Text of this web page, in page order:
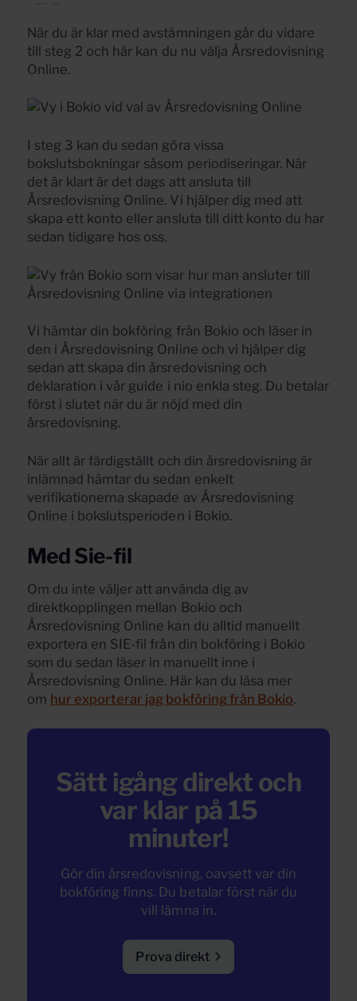
När du är klar med avstämningen går du vidare
till steg 2 och här kan du nu välja Årsredovisning
Online.
I steg 3 kan du sedan göra vissa
bokslutsbokningar såsom periodiseringar. När
det är klart är det dags att ansluta till
Årsredovisning Online. Vi hjälper dig med att
skapa ett konto eller ansluta till ditt konto du har
sedan tidigare hos oss.
Vi hämtar din bokföring från Bokio och läser in
den i Årsredovisning Online och vi hjälper dig
sedan att skapa din årsredovisning och
deklaration i vår guide i nio enkla steg. Du betalar
först i slutet när du är nöjd med din
årsredovisning.
När allt är färdigställt och din årsredovisning är
inlämnad hämtar du sedan enkelt
verifikationerna skapade av Årsredovisning
Online i bokslutsperioden i Bokio.
Med Sie-fil
Om du inte väljer att använda dig av
direktkopplingen mellan Bokio och
Årsredovisning Online kan du alltid manuellt
exportera en SIE-fil från din bokföring i Bokio
som du sedan läser in manuellt inne i
Årsredovisning Online. Här kan du läsa mer
om hur exporterar jag bokföring från Bokio.
Sätt igång direkt och
var klar på 15
minuter!
Gör din årsredovisning, oavsett var din
bokföring finns. Du betalar först när du
vill lämna in.
Prova direkt